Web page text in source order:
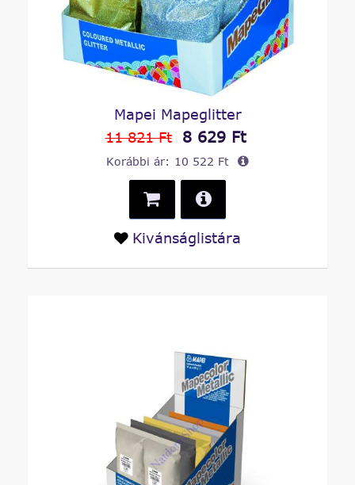
Mapei Mapeglitter
11 821 Ft
8 629 Ft
Korábbi ár: 10 522 Ft
Kivánságlistára